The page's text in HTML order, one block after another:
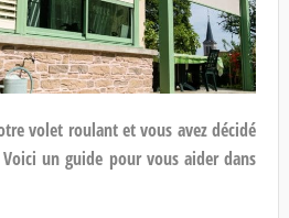
volet roulant et vous avez décidé
un guide pour vous aider dans